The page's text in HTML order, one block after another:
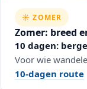
☀️ ZOMER
Zomer: breed
10 dagen:
Voor wie
10-dagen route